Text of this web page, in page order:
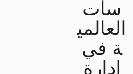
سات
العالمي
ة في
إدارة